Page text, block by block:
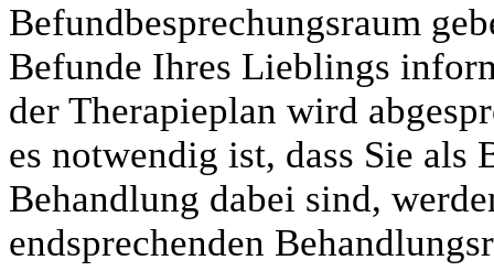
Befundbesprechungsraum
Befunde Ihres Lieblings
der Therapieplan wird
es notwendig ist, dass Sie als
Behandlung dabei sind,
endsprechenden